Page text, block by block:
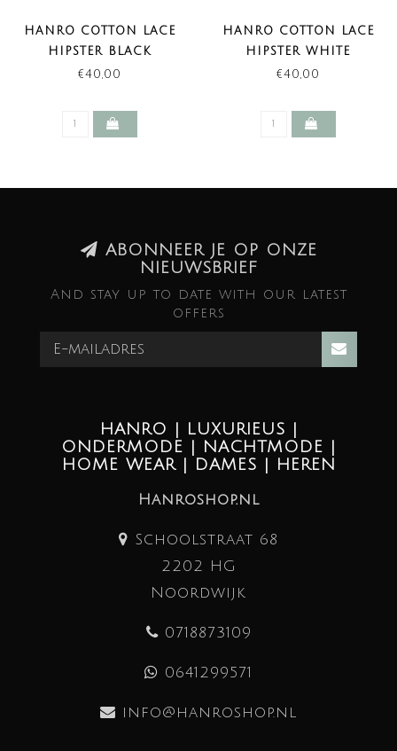
HANRO COTTON LACE
HIPSTER BLACK
€40,00
HANRO COTTON LACE
HIPSTER WHITE
€40,00
ABONNEER JE OP ONZE
NIEUWSBRIEF
And stay up to date with our latest
offers
HANRO | LUXURIEUS |
ONDERMODE | NACHTMODE |
HOME WEAR | DAMES | HEREN
Hanroshop.nl
Schoolstraat 68
2202 HG
Noordwijk
0718873109
0641299571
info@hanroshop.nl